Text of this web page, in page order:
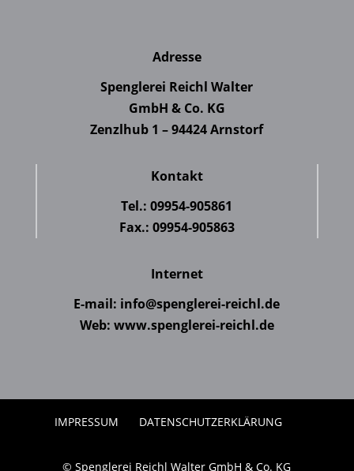
Adresse
Spenglerei Reichl Walter
GmbH & Co. KG
Zenzlhub 1 – 94424 Arnstorf
Kontakt
Tel.:09954-905861
Fax.: 09954-905863
Internet
E-mail: info@spenglerei-reichl.de
Web: www.spenglerei-reichl.de
IMPRESSUM DATENSCHUTZERKLÄRUNG
© Spenglerei Reichl Walter GmbH & Co. KG